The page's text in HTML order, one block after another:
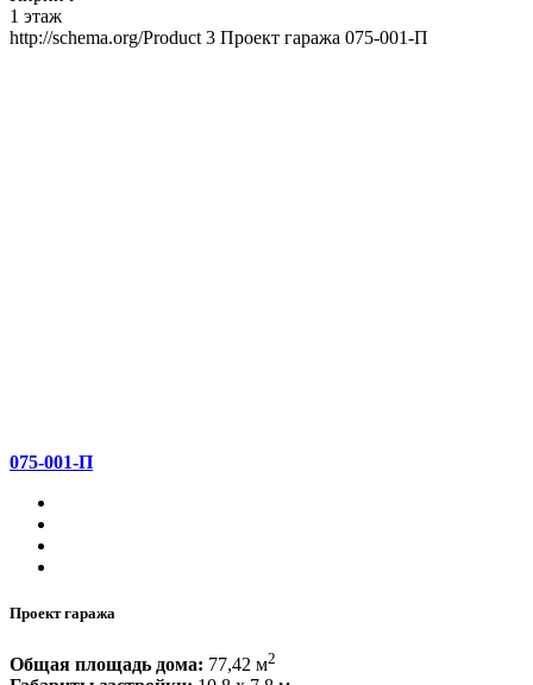
1 этаж
http://schema.org/Product 3 Проект гаража 075-001-П
075-001-П
Проект гаража
Общая площадь дома: 77,42 м2